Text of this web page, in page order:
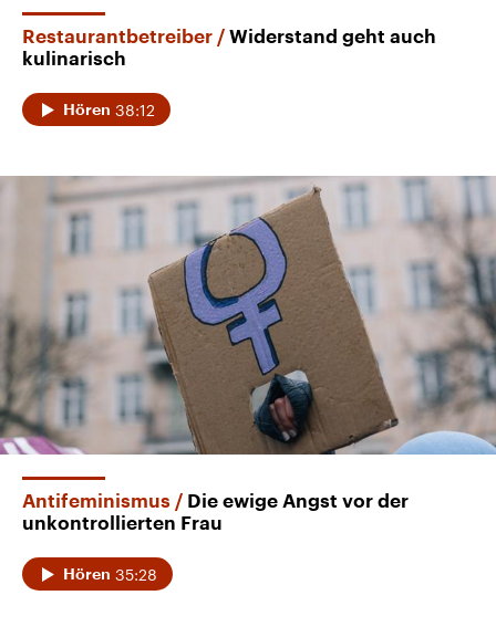
Restaurantbetreiber
Widerstand geht auch
kulinarisch
Hören 38:12
Antifeminismus
Die ewige Angst vor der
unkontrollierten Frau
Hören 35:28